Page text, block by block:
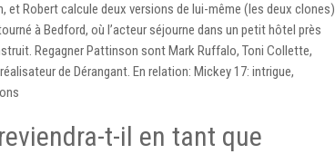
et Robert calcule deux versions de lui-même (les deux clones)
à Bedford, où l’acteur séjourne dans un petit hôtel près
Regagner Pattinson sont Mark Ruffalo, Toni Collette,
de Dérangant. En relation: Mickey 17: intrigue,
t-il en tant que